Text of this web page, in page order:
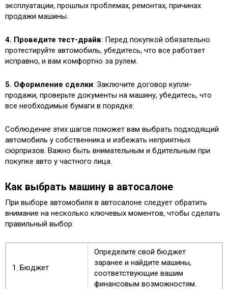
эксплуатации, прошлых проблемах, ремонтах, причинах
продажи машины.
4. Проведите тест-драйв: Перед покупкой обязательно
протестируйте автомобиль, убедитесь, что все работает
исправно, и вам комфортно за рулем.
5. Оформление сделки: Заключите договор купли-
продажи, проверьте документы на машину, убедитесь, что
все необходимые бумаги в порядке.
Соблюдение этих шагов поможет вам выбрать подходящий
автомобиль у собственника и избежать неприятных
сюрпризов. Важно быть внимательным и бдительным при
покупке авто у частного лица.
Как выбрать машину в автосалоне
При выборе автомобиля в автосалоне следует обратить
внимание на несколько ключевых моментов, чтобы сделать
правильный выбор:
1. Бюджет
Определите свой бюджет
заранее и найдите машины,
соответствующие вашим
финансовым возможностям.